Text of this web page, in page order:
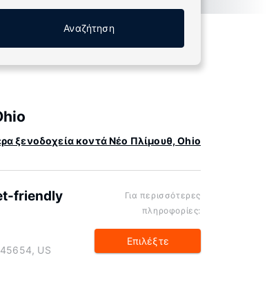
Αναζήτηση
ξενοδοχεία κοντά Νέο Πλίμουθ, Ohio
friendly
US
Για περισσότερες
πληροφορίες:
Επιλέξτε